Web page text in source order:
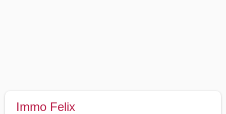
Immo Felix